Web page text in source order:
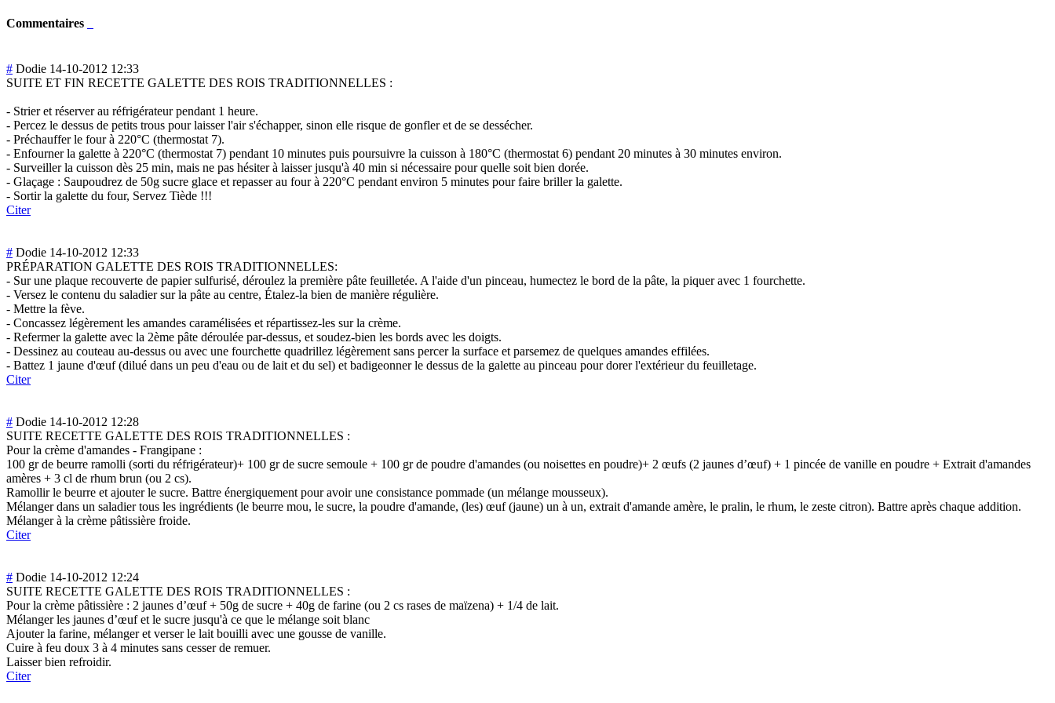
Commentaires
# Dodie 14-10-2012 12:33
SUITE ET FIN RECETTE GALETTE DES ROIS TRADITIONNELLES :
- Strier et réserver au réfrigérateur pendant 1 heure.
- Percez le dessus de petits trous pour laisser l'air s'échapper, sinon elle risque de gonfler et de se dessécher.
- Préchauffer le four à 220°C (thermostat 7).
- Enfourner la galette à 220°C (thermostat 7) pendant 10 minutes puis poursuivre la cuisson à 180°C (thermostat 6) pendant 20 minutes à 30 minutes environ.
- Surveiller la cuisson dès 25 min, mais ne pas hésiter à laisser jusqu'à 40 min si nécessaire pour quelle soit bien dorée.
- Glaçage : Saupoudrez de 50g sucre glace et repasser au four à 220°C pendant environ 5 minutes pour faire briller la galette.
- Sortir la galette du four, Servez Tiède !!!
Citer
# Dodie 14-10-2012 12:33
PRÉPARATION GALETTE DES ROIS TRADITIONNELLES:
- Sur une plaque recouverte de papier sulfurisé, déroulez la première pâte feuilletée. A l'aide d'un pinceau, humectez le bord de la pâte, la piquer avec 1 fourchette.
- Versez le contenu du saladier sur la pâte au centre, Étalez-la bien de manière régulière.
- Mettre la fève.
- Concassez légèrement les amandes caramélisées et répartissez-les sur la crème.
- Refermer la galette avec la 2ème pâte déroulée par-dessus, et soudez-bien les bords avec les doigts.
- Dessinez au couteau au-dessus ou avec une fourchette quadrillez légèrement sans percer la surface et parsemez de quelques amandes effilées.
- Battez 1 jaune d'œuf (dilué dans un peu d'eau ou de lait et du sel) et badigeonner le dessus de la galette au pinceau pour dorer l'extérieur du feuilletage.
Citer
# Dodie 14-10-2012 12:28
SUITE RECETTE GALETTE DES ROIS TRADITIONNELLES :
Pour la crème d'amandes - Frangipane :
100 gr de beurre ramolli (sorti du réfrigérateur)+ 100 gr de sucre semoule + 100 gr de poudre d'amandes (ou noisettes en poudre)+ 2 œufs (2 jaunes d’œuf) + 1 pincée de vanille en poudre + Extrait d'amandes
amères + 3 cl de rhum brun (ou 2 cs).
Ramollir le beurre et ajouter le sucre. Battre énergiquement pour avoir une consistance pommade (un mélange mousseux).
Mélanger dans un saladier tous les ingrédients (le beurre mou, le sucre, la poudre d'amande, (les) œuf (jaune) un à un, extrait d'amande amère, le pralin, le rhum, le zeste citron). Battre après chaque addition.
Mélanger à la crème pâtissière froide.
Citer
# Dodie 14-10-2012 12:24
SUITE RECETTE GALETTE DES ROIS TRADITIONNELLES :
Pour la crème pâtissière : 2 jaunes d’œuf + 50g de sucre + 40g de farine (ou 2 cs rases de maïzena) + 1/4 de lait.
Mélanger les jaunes d’œuf et le sucre jusqu'à ce que le mélange soit blanc
Ajouter la farine, mélanger et verser le lait bouilli avec une gousse de vanille.
Cuire à feu doux 3 à 4 minutes sans cesser de remuer.
Laisser bien refroidir.
Citer